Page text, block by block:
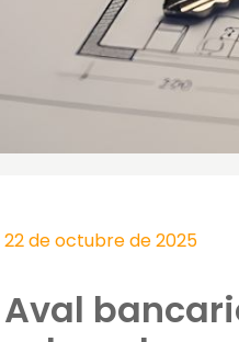
22 de octubre de 2025
Aval